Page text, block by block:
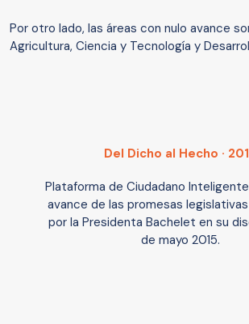
Por otro lado, las áreas con nulo avance
Agricultura, Ciencia y Tecnología y
Del Dicho al Hecho ·
Plataforma de Ciudadano
avance de las promesas
por la Presidenta Bachelet en su
de mayo 2015.